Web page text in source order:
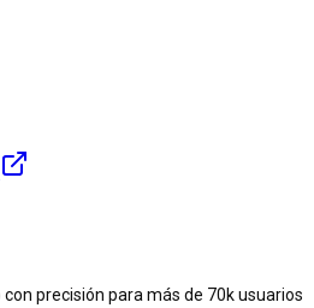
con precisión para más de 70k usuarios